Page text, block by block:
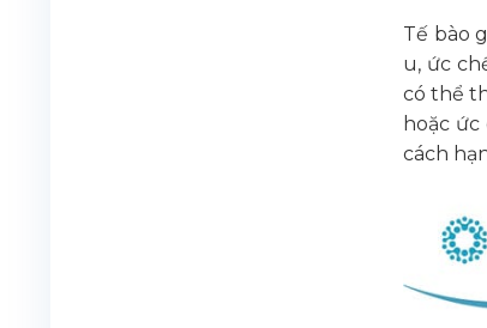
Tế bào
u, ức
có thể
hoặc
cách